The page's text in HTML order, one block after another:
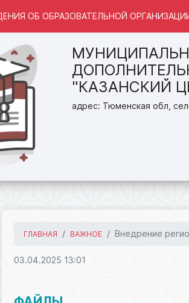
"КАЗАНСКИЙ
адрес: Тюменская обл,
ОБ ОБРАЗОВАТЕЛЬНОЙ
ГЛАВНАЯ ВАЖНОЕ Внедрение
03.04.2025 13:01